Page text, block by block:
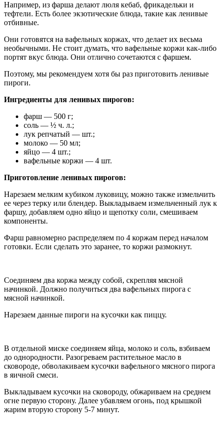
Например, из фарша делают люля кебаб, фрикадельки и
тефтели. Есть более экзотические блюда, такие как ленивые
отбивные.
Они готовятся на вафельных коржах, что делает их весьма
необычными. Не стоит думать, что вафельные коржи как-либо
портят вкус блюда. Они отлично сочетаются с фаршем.
Поэтому, мы рекомендуем хотя бы раз приготовить ленивые
пироги.
Ингредиенты для ленивых пирогов:
фарш — 500 г;
соль — ½ ч. л.;
лук репчатый — шт.;
молоко — 50 мл;
яйцо — 4 шт.;
вафельные коржи — 4 шт.
Приготовление ленивых пирогов:
Нарезаем мелким кубиком луковицу, можно также измельчить
ее через терку или блендер. Выкладываем измельченный лук к
фаршу, добавляем одно яйцо и щепотку соли, смешиваем
компоненты.
Фарш равномерно распределяем по 4 коржам перед началом
готовки. Если сделать это заранее, то коржи размокнут.
Соединяем два коржа между собой, скрепляя мясной
начинкой. Должно получиться два вафельных пирога с
мясной начинкой.
Нарезаем данные пироги на кусочки как пиццу.
В отдельной миске соединяем яйца, молоко и соль, взбиваем
до однородности. Разогреваем растительное масло в
сковороде, обволакиваем кусочки вафельного мясного пирога
в яичной смеси.
Выкладываем кусочки на сковороду, обжариваем на среднем
огне первую сторону. Далее убавляем огонь, под крышкой
жарим вторую сторону 5-7 минут.